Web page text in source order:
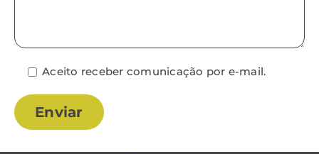
Aceito receber comunicação por e-mail.